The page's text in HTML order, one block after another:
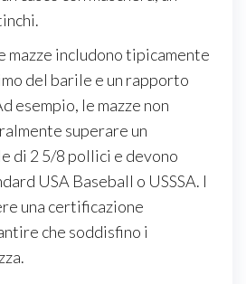
mazze includono tipicamente
del barile e un rapporto
esempio, le mazze non
superare un
di 2 5/8 pollici e devono
USA Baseball o USSSA. I
una certificazione
che soddisfino i